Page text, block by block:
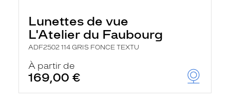
Lunettes de vue
L'Atelier du Faubourg
ADF2502 114 GRIS FONCE TEXTU
À partir de
169,00 €